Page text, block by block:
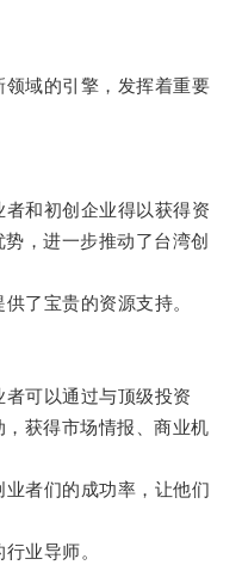
域的引擎，发挥着重要
和初创企业得以获得资
，进一步推动了台湾创
了宝贵的资源支持。
可以通过与顶级投资
获得市场情报、商业机
者们的成功率，让他们
业导师。